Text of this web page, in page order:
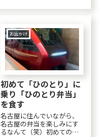
＠う～～ん。ipad miniから
お出かけ
初めて「ひのとり」に
乗り「ひのとり弁当」
を食す
名古屋に住んでいながら、
名古屋の弁当を楽しみにす
るなんて（笑）初めての